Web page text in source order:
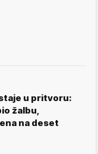
u pritvoru:
žalbu,
na deset